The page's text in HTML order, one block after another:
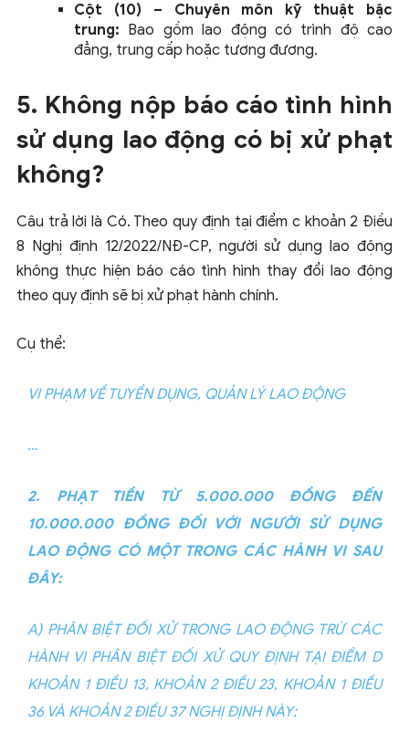
Cột (10) – Chuyên môn kỹ thuật bậc
trung: Bao gồm lao động có trình độ cao
đẳng, trung cấp hoặc tương đương.
5. Không nộp báo cáo tình hình
sử dụng lao động có bị xử phạt
không?
Câu trả lời là Có. Theo quy định tại điểm c khoản 2 Điều
8 Nghị định 12/2022/NĐ-CP, người sử dụng lao động
không thực hiện báo cáo tình hình thay đổi lao động
theo quy định sẽ bị xử phạt hành chính.
Cụ thể:
VI PHẠM VỀ TUYỂN DỤNG, QUẢN LÝ LAO ĐỘNG
…
2. PHẠT TIỀN TỪ 5.000.000 ĐỒNG ĐẾN
10.000.000 ĐỒNG ĐỐI VỚI NGƯỜI SỬ DỤNG
LAO ĐỘNG CÓ MỘT TRONG CÁC HÀNH VI SAU
ĐÂY:
A) PHÂN BIỆT ĐỐI XỬ TRONG LAO ĐỘNG TRỪ CÁC
HÀNH VI PHÂN BIỆT ĐỐI XỬ QUY ĐỊNH TẠI ĐIỂM D
KHOẢN 1 ĐIỀU 13, KHOẢN 2 ĐIỀU 23, KHOẢN 1 ĐIỀU
36 VÀ KHOẢN 2 ĐIỀU 37 NGHỊ ĐỊNH NÀY;